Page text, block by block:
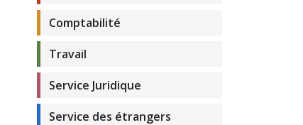
Comptabilité
Travail
Service Juridique
Service des étrangers